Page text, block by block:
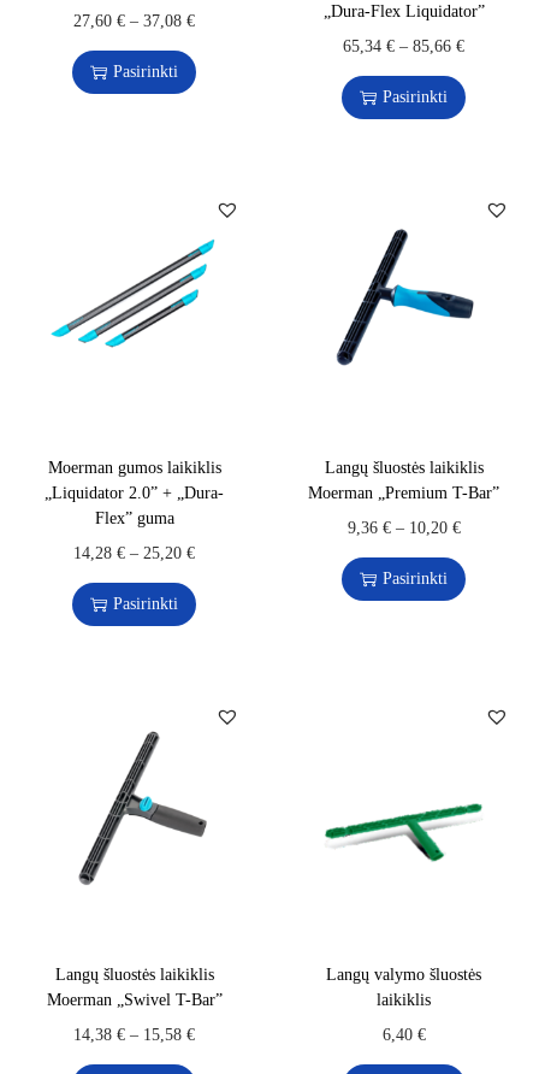
27,60€ –37,08€
Pasirinkti
„Dura-Flex Liquidator”
65,34€ –85,66€
Pasirinkti
Moerman gumos laikiklis
„Liquidator 2.0” + „Dura-
Flex” guma
14,28€ – 25,20€
Pasirinkti
Langų šluostės laikiklis
Moerman „Premium T-Bar”
9,36 €– 10,20 €
Pasirinkti
Langų šluostės laikiklis
Moerman „Swivel T-Bar”
14,38€ – 15,58€
Langų valymo šluostės
laikiklis
6,40 €